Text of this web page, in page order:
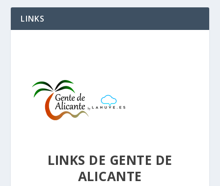
LINKS
LINKS DE GENTE DE
ALICANTE